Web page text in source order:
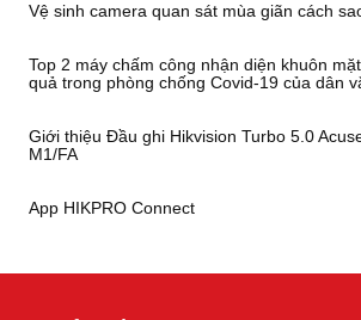
Vệ sinh camera quan sát mùa giãn cách
Top 2 máy chấm công nhận diện khuôn
quả trong phòng chống Covid-19 của dân
Giới thiệu Đầu ghi Hikvision Turbo 5.0
M1/FA
App HIKPRO Connect